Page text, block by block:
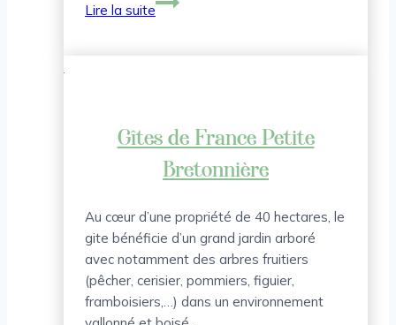
Lire la suite
67
Gaulle
Gîtes de France Petite
Bretonnière
Au cœur d’une propriété de 40 hectares, le
gite bénéficie d’un grand jardin arboré
avec notamment des arbres fruitiers
(pêcher, cerisier, pommiers, figuier,
framboisiers,…) dans un environnement